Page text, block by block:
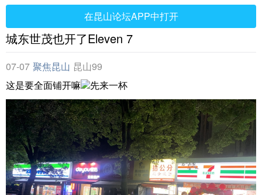
在昆山论坛APP中打开
城东世茂也开了Eleven 7
07-07 聚焦昆山 昆山99
这是要全面铺开嘛
先来一杯